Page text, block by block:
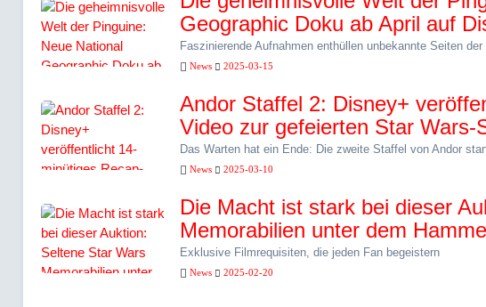
Geographic Doku ab April auf
Faszinierende Aufnahmen enthüllen unbekannte Seiten der
News 2025-03-15
Andor Staffel 2: Disney+
Video zur gefeierten Star Wars-
Das Warten hat ein Ende: Die zweite Staffel von Andor
News 2025-03-10
Die Macht ist stark bei dieser
Memorabilien unter dem
Exklusive Filmrequisiten, die jeden Fan begeistern
News 2025-02-20